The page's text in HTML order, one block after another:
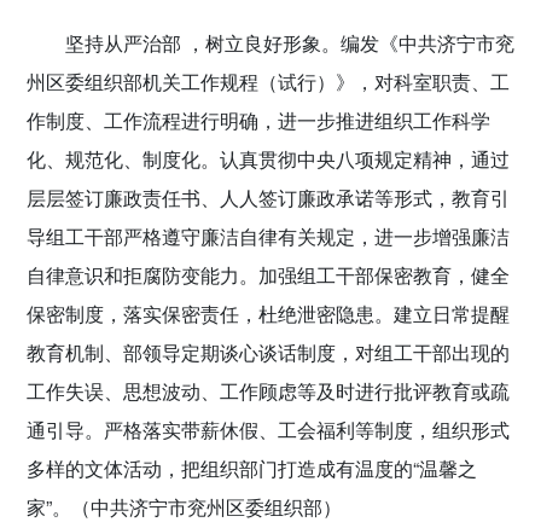
坚持从严治部 ，树立良好形象。 编发《中共济宁市兖
州区委组织部机关工作规程（试行）》，对科室职责、工
作制度、工作流程进行明确，进一步推进组织工作科学
化、规范化、制度化。认真贯彻中央八项规定精神，通过
层层签订廉政责任书、人人签订廉政承诺等形式，教育引
导组工干部严格遵守廉洁自律有关规定，进一步增强廉洁
自律意识和拒腐防变能力。加强组工干部保密教育，健全
保密制度，落实保密责任，杜绝泄密隐患。建立日常提醒
教育机制、部领导定期谈心谈话制度，对组工干部出现的
工作失误、思想波动、工作顾虑等及时进行批评教育或疏
通引导。严格落实带薪休假、工会福利等制度，组织形式
多样的文体活动，把组织部门打造成有温度的“温馨之
家”。（中共济宁市兖州区委组织部）